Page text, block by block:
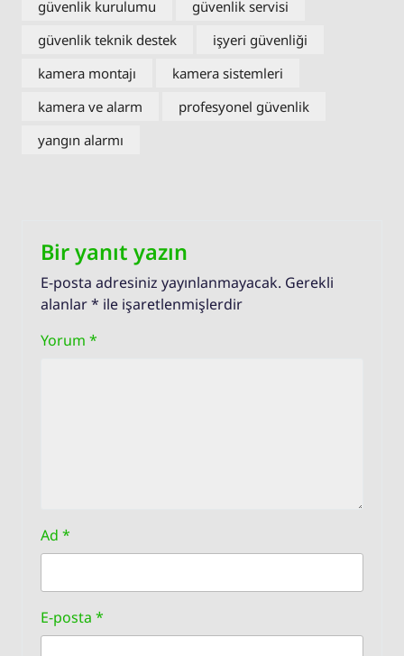
güvenlik kurulumu
güvenlik servisi
güvenlik teknik destek
işyeri güvenliği
kamera montajı
kamera sistemleri
kamera ve alarm
profesyonel güvenlik
yangın alarmı
Bir yanıt yazın
E-posta adresiniz yayınlanmayacak. Gerekli
alanlar* ile işaretlenmişlerdir
Yorum *
Ad *
E-posta *